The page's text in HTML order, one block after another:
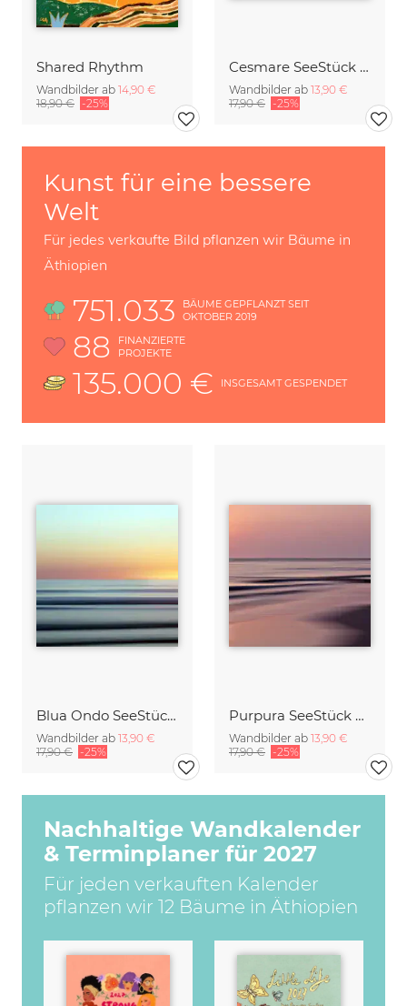
Shared Rhythm
Wandbilder ab 14,90 €
18,90 € -25%
Cesmare SeeStück No.09
Wandbilder ab 13,90 €
17,90 € -25%
Blua Ondo SeeStück No.14
Wandbilder ab 13,90 €
17,90 € -25%
Purpura SeeStück No.18
Wandbilder ab 13,90 €
17,90 € -25%
Nachhaltige Wandkalender
& Terminplaner für 2027
Für jeden verkauften Kalender
pflanzen wir 12 Bäume in Äthiopien
Kunst für eine bessere
Welt
Für jedes verkaufte Bild pflanzen wir Bäume in
Äthiopien
751.033
BÄUME GEPFLANZT SEIT
OKTOBER 2019
88
FINANZIERTE
PROJEKTE
135.000 € INSGESAMT GESPENDET